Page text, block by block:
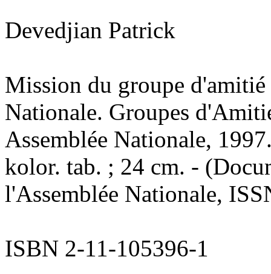
Devedjian Patrick
Mission du groupe
Nationale. Groupes
Assemblée Nationale,
kolor. tab. ; 24 cm. -
l'Assemblée Nationale,
ISBN 2-11-105396-1